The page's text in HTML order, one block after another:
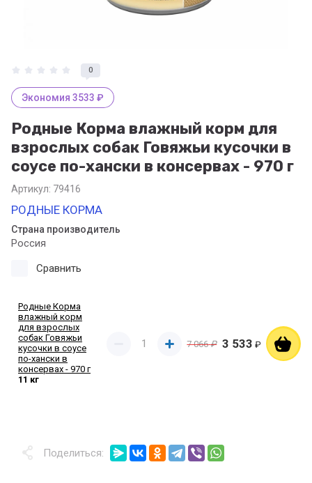
0
Экономия 3533 ₽
Родные Корма влажный корм для
взрослых собак Говяжьи кусочки в
соусе по-хански в консервах - 970 г
Артикул: 79416
РОДНЫЕ КОРМА
Страна производитель
Россия
Сравнить
Родные Корма
влажный корм
для взрослых
собак Говяжьи
кусочки в соусе
по-хански в
консервах - 970 г
11 кг
7 066 ₽ 3 533 ₽
Поделиться: